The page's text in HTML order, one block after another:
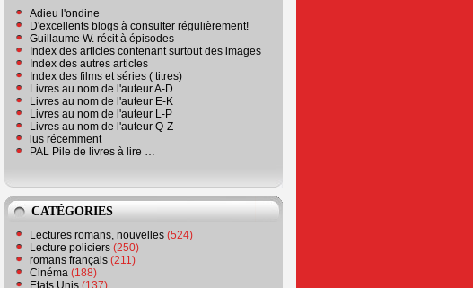
Adieu l'ondine
D'excellents blogs à consulter régulièrement!
Guillaume W. récit à épisodes
Index des articles contenant surtout des images
Index des autres articles
Index des films et séries ( titres)
Livres au nom de l'auteur A-D
Livres au nom de l'auteur E-K
Livres au nom de l'auteur L-P
Livres au nom de l'auteur Q-Z
lus récemment
PAL Pile de livres à lire …
CATÉGORIES
Lectures romans, nouvelles (524)
Lecture policiers (250)
romans français (211)
Cinéma (188)
Etats Unis (137)